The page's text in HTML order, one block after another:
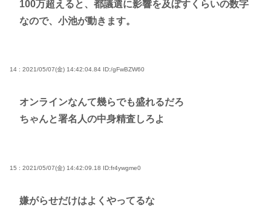
100万超えると、都議選に影響を及ぼすくらいの数字
なので、小池が動きます。
14 : 2021/05/07(金) 14:42:04.84 ID:/gFwBZW60
オンラインなんて幾らでも盛れるだろ
ちゃんと署名人の中身精査しろよ
15 : 2021/05/07(金) 14:42:09.18 ID:fr4ywgme0
嫌がらせだけはよくやってるな